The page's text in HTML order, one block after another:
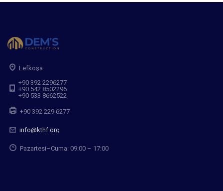
Lefkoşa
+90 392 2296277
+90 542 8502296
+90 533 8662522
+90 392 229 6277
info@kthf.org
Pazartesi–Cuma: 09:00 – 17:00